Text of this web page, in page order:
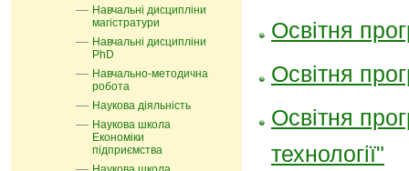
Навчальні дисципліни
магістратури
Навчальні дисципліни
PhD
Навчально-методична
робота
Наукова діяльність
Наукова школа
Економіки
підприємства
Освітня
Освітня
Освітня
технології"